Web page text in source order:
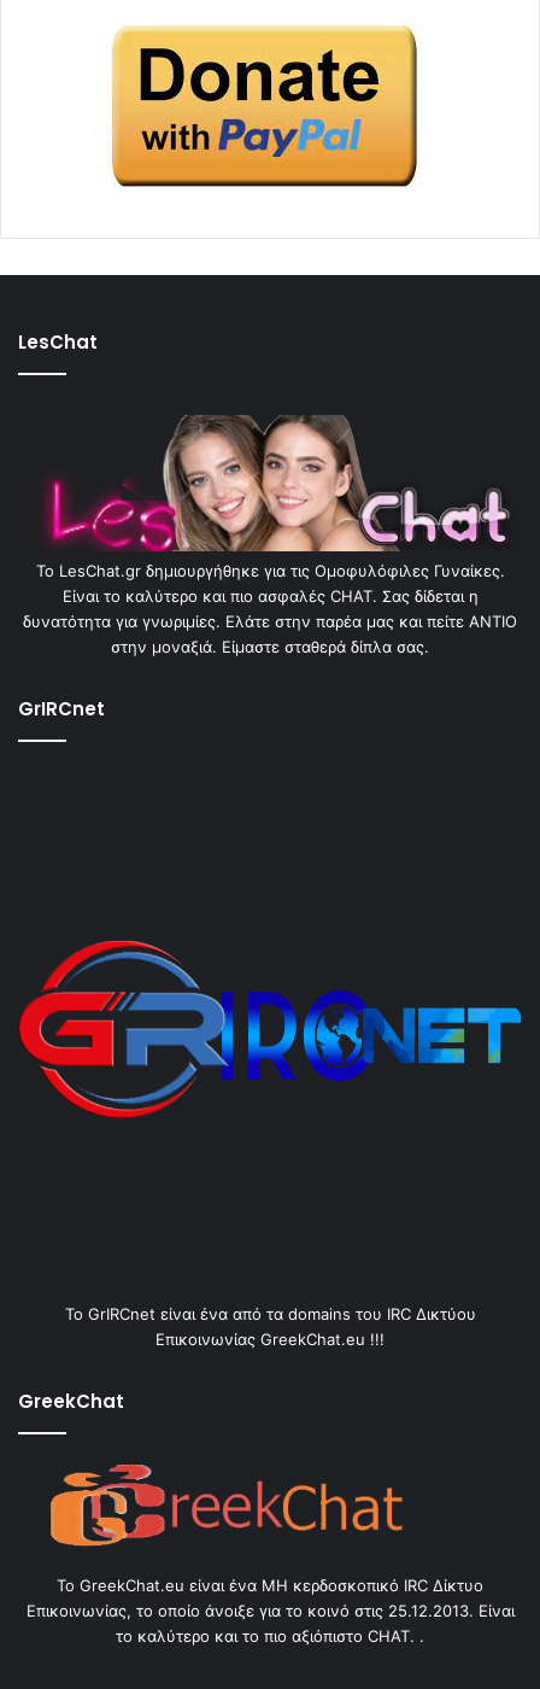
LesChat
To LesChat.gr δημιουργήθηκε για τις Ομοφυλόφιλες Γυναίκες.
Είναι το καλύτερο και πιο ασφαλές CHAT. Σας δίδεται η
δυνατότητα για γνωριμίες. Ελάτε στην παρέα μας και πείτε ΑΝΤΙΟ
στην μοναξιά. Είμαστε σταθερά δίπλα σας.
GrIRCnet
Το GrIRCnet είναι ένα από τα domains του IRC Δικτύου
Επικοινωνίας GreekChat.eu !!!
GreekChat
Το GreekChat.eu είναι ένα ΜΗ κερδοσκοπικό IRC Δίκτυο
Επικοινωνίας, το οποίο άνοιξε για το κοινό στις 25.12.2013. Είναι
το καλύτερο και το πιο αξιόπιστο CHAT. .